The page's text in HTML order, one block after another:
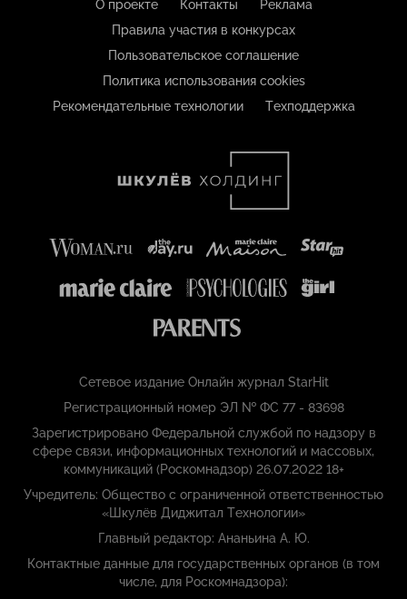
О проекте Контакты
Реклама
Правила участия в конкурсах
Пользовательское соглашение
Политика использования cookies
Рекомендательные технологии
Техподдержка
Сетевое издание Онлайн журнал StarHit
Регистрационный номер ЭЛ № ФС 77 - 83698
Зарегистрировано Федеральной службой по надзору в
сфере связи, информационных технологий и массовых,
коммуникаций (Роскомнадзор) 26.07.2022 18+
Учредитель: Общество с ограниченной ответственностью
«Шкулёв Диджитал Технологии»
Главный редактор: Ананьина А. Ю.
Контактные данные для государственных органов (в том
числе, для Роскомнадзора):